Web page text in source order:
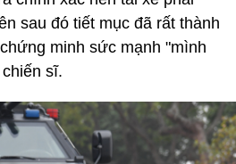
sau đó tiết mục đã rất thành
minh sức mạnh "mình
sĩ.